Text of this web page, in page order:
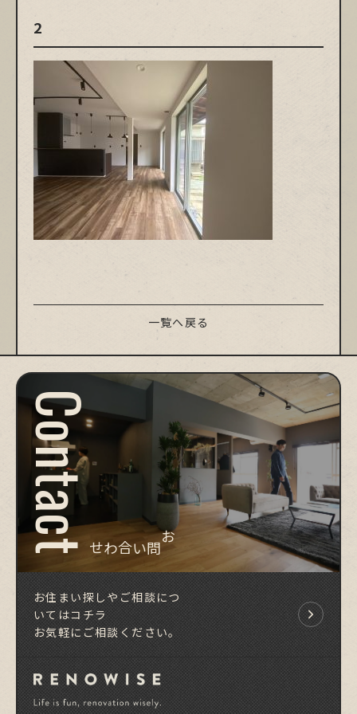
2
一覧へ戻る
Contact
お問い合わせ
お住まい探しやご相談につ
いてはコチラ
お気軽にご相談ください。